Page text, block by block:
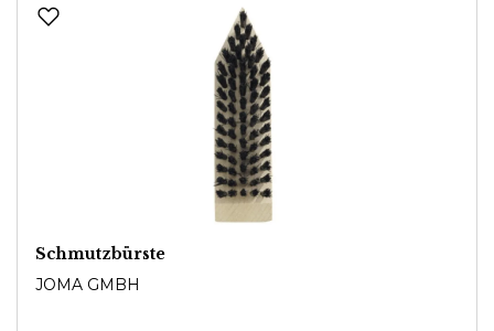
Schmutzbürste
JOMA GMBH